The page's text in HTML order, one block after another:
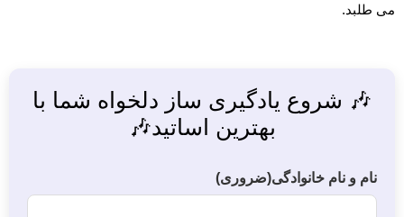
می طلبد.
🎶 شروع یادگیری ساز دلخواه شما با
بهترین اساتید🎶
نام و نام خانوادگی(ضروری)